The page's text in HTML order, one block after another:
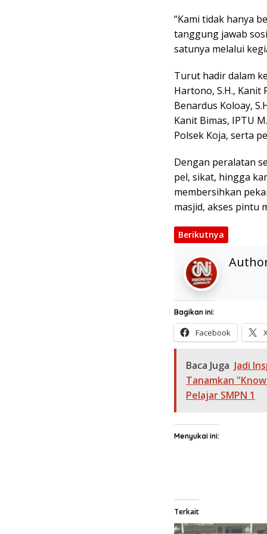
“Kami tidak hanya
tanggung jawab
satunya melalui
Turut hadir dalam
Hartono, S.H., Kanit
Benardus Koloay,
Kanit Bimas, IPTU
Polsek Koja, serta
Dengan peralatan
pel, sikat, hingga
membersihkan
masjid, akses pintu
Berikutnya
Bagikan ini:
Facebook
Baca Juga Jadi
Tanamkan
Pelajar SMPN 1
Menyukai ini:
Terkait